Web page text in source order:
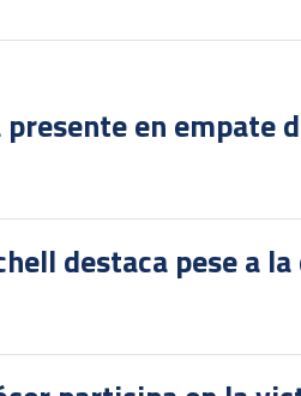
en empate
destaca pese a